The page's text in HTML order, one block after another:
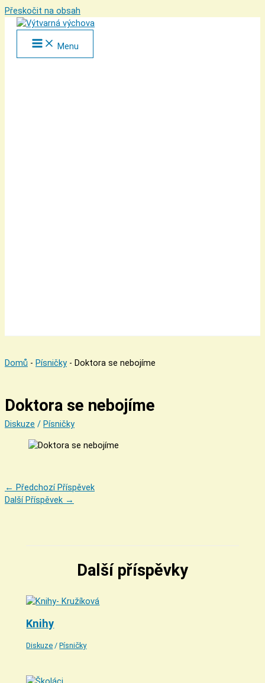
Přeskočit na obsah
Menu
Domů - Písničky - Doktora se nebojíme
Doktora se nebojíme
Diskuze / Písničky
← Předchozí Příspěvek
Další Příspěvek →
Další příspěvky
Knihy
Diskuze /Písničky